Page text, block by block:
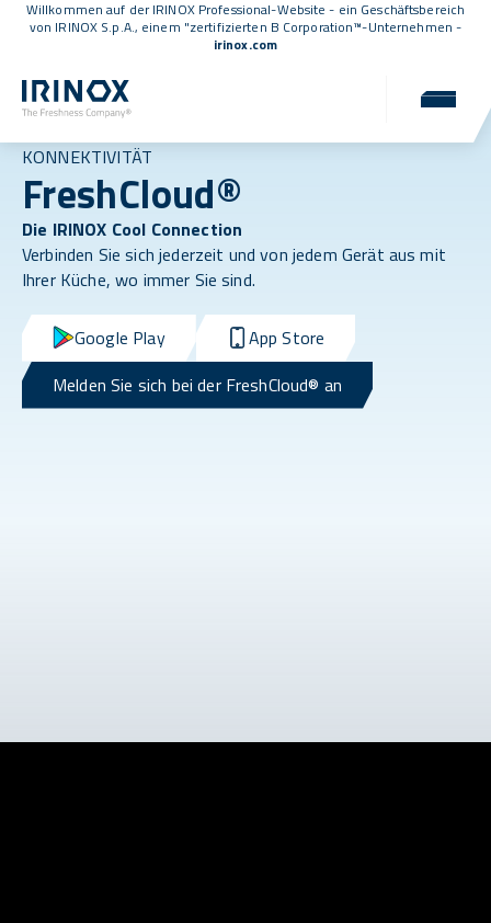
Willkommen auf der IRINOX Professional-Website - ein Geschäftsbereich
von IRINOX S.p.A., einem "zertifizierten B Corporation™-Unternehmen -
irinox.com
KONNEKTIVITÄT
FreshCloud®
Die IRINOX Cool Connection
Verbinden Sie sich jederzeit und von jedem Gerät aus mit
Ihrer Küche, wo immer Sie sind.
Google Play
App Store
Melden Sie sich bei der FreshCloud® an